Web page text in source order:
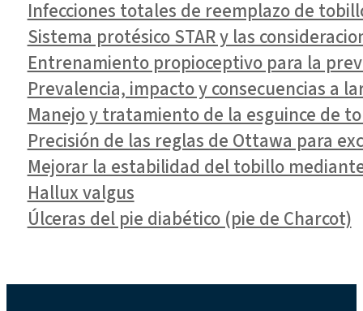
Infecciones totales de reemplazo de
Sistema protésico STAR y las
Entrenamiento propioceptivo para la
Prevalencia, impacto y consecuencias a
Manejo y tratamiento de la esguince de
Precisión de las reglas de Ottawa para
Mejorar la estabilidad del tobillo
Hallux valgus
Úlceras del pie diabético (pie de Charcot)